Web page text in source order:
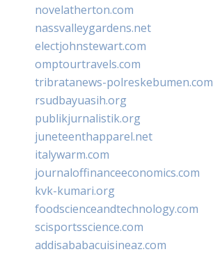
novelatherton.com
nassvalleygardens.net
electjohnstewart.com
omptourtravels.com
tribratanews-polreskebumen.com
rsudbayuasih.org
publikjurnalistik.org
juneteenthapparel.net
italywarm.com
journaloffinanceeconomics.com
kvk-kumari.org
foodscienceandtechnology.com
scisportsscience.com
addisababacuisineaz.com